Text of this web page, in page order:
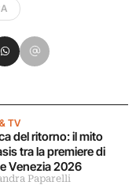
TV
del ritorno: il mito
tra la premiere di
Venezia 2026
Paparelli
LinkedIn
su Pinterest
su WhatsApp
Condividi su Email